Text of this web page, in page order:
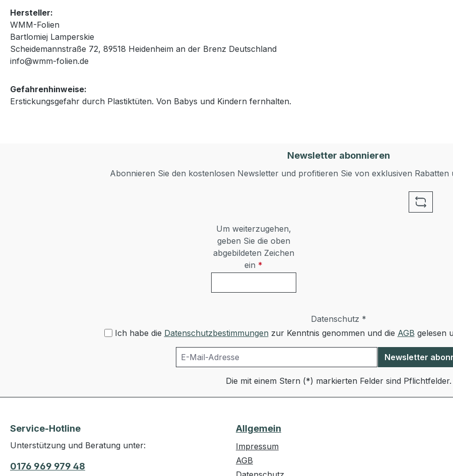
Hersteller:
WMM-Folien
Bartlomiej Lamperskie
Scheidemannstraße 72, 89518 Heidenheim an der Brenz Deutschland
info@wmm-folien.de
Gefahrenhinweise:
Erstickungsgefahr durch Plastiktüten. Von Babys und Kindern fernhalten.
Newsletter abonnieren
Abonnieren Sie den kostenlosen Newsletter und profitieren Sie von exklusiven
Um weiterzugehen,
geben Sie die oben
abgebildeten Zeichen
ein *
Datenschutz *
Ich habe die Datenschutzbestimmungen zur Kenntnis genommen und die AGB gelesen
Newsletter
Die mit einem Stern (*) markierten Felder sind Pflichtfelder.
Service-Hotline
Unterstützung und Beratung unter:
0176 969 979 48
Allgemein
Impressum
AGB